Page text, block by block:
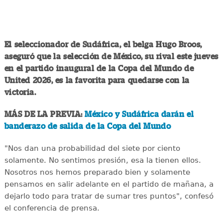
El seleccionador de Sudáfrica, el belga Hugo Broos,
aseguró que la selección de México, su rival este jueves
en el partido inaugural de la Copa del Mundo de
United 2026, es la favorita para quedarse con la
victoria.
MÁS DE LA PREVIA:México y Sudáfrica darán el
banderazo de salida de la Copa del Mundo
"Nos dan una probabilidad del siete por ciento
solamente. No sentimos presión, esa la tienen ellos.
Nosotros nos hemos preparado bien y solamente
pensamos en salir adelante en el partido de mañana, a
dejarlo todo para tratar de sumar tres puntos", confesó
el conferencia de prensa.